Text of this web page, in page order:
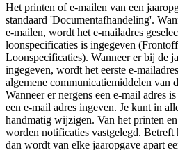
Het printen of e-mailen van een
standaard 'Documentafhandeling'.
e-mailen, wordt het e-mailadres
loonspecificaties is ingegeven
Loonspecificaties). Wanneer er bij de
ingegeven, wordt het eerste e-
algemene communicatiemiddelen van
Wanneer er nergens een e-mail adres
een e-mail adres ingeven. Je kunt in
handmatig wijzigen. Van het printen
worden notificaties vastgelegd. Betreft
dan wordt van elke jaaropgave apart